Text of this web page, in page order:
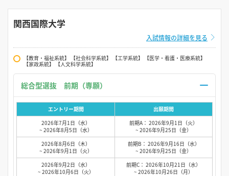
関西国際大学
入試情報の詳細を見る
【教育・福祉系統】 【社会科学系統】 【工学系統】 【医学・看護・医療系統】
【家政系統】 【人文科学系統】
エントリー期間
出願期間
2026年7月1日（水）
~ 2026年8月5日（水）
前期A： 2026年9月1日（火）
~ 2026年9月25日（金）
2026年8月6日（木）
~ 2026年9月1日（火）
前期B： 2026年9月16日（水）
~ 2026年9月25日（金）
2026年9月2日（水）
~ 2026年10月6日（火）
前期C： 2026年10月21日（水）
~ 2026年10月26日（月）